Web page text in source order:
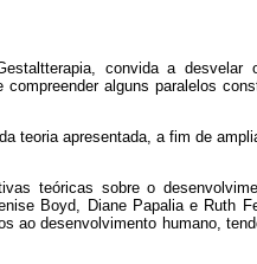
convida a desvelar
alguns paralelos
teoria apresentada, a fim de
teóricas sobre o
Boyd, Diane Papalia e Ruth
ao desenvolvimento humano,